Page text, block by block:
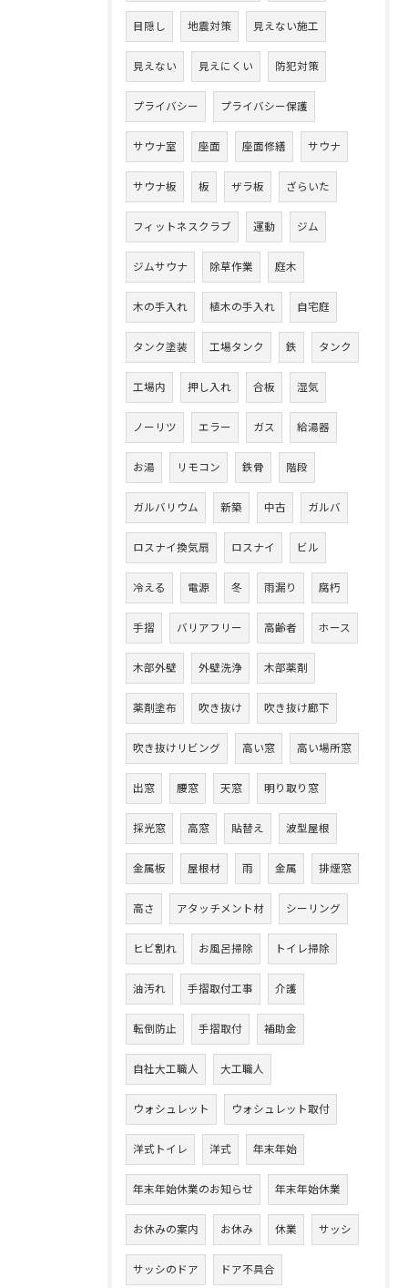
目隠し 地震対策 見えない施工
見えない 見えにくい 防犯対策
プライバシー プライバシー保護
サウナ室 座面 座面修繕 サウナ
サウナ板 板 ザラ板 ざらいた
フィットネスクラブ 運動 ジム
ジムサウナ 除草作業 庭木
木の手入れ 植木の手入れ 自宅庭
タンク塗装 工場タンク 鉄 タンク
工場内 押し入れ 合板 湿気
ノーリツ エラー ガス 給湯器
お湯 リモコン 鉄骨 階段
ガルバリウム 新築 中古 ガルバ
ロスナイ換気扇 ロスナイ ビル
冷える 電源 冬 雨漏り 腐朽
手摺 バリアフリー 高齢者 ホース
木部外壁 外壁洗浄 木部薬剤
薬剤塗布 吹き抜け 吹き抜け廊下
吹き抜けリビング 高い窓 高い場所窓
出窓 腰窓 天窓 明り取り窓
採光窓 高窓 貼替え 波型屋根
金属板 屋根材 雨 金属 排煙窓
高さ アタッチメント材 シーリング
ヒビ割れ お風呂掃除 トイレ掃除
油汚れ 手摺取付工事 介護
転倒防止 手摺取付 補助金
自社大工職人 大工職人
ウォシュレット ウォシュレット取付
洋式トイレ 洋式 年末年始
年末年始休業のお知らせ 年末年始休業
お休みの案内 お休み 休業 サッシ
サッシのドア ドア不具合